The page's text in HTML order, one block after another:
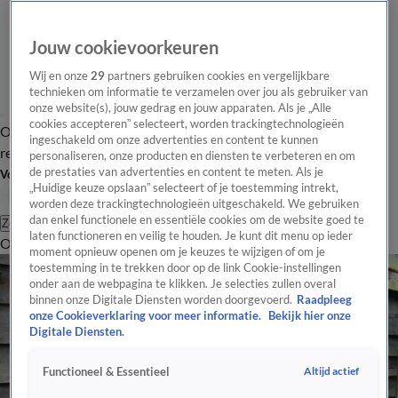
Overzicht Laatste nieuws Regionieuws Het beste van Hart
Tip de
redactie
Volg Hart van Nederland
Zoeken
OverzichtRegioUitzendingenWeerTip de redactiePanelVideo's
Jouw cookievoorkeuren
Wij en onze29 partners gebruiken cookies en vergelijkbare
technieken om informatie te verzamelen over jou als gebruiker van
onze website(s), jouw gedrag en jouw apparaten. Als je „Alle
cookies accepteren” selecteert, worden trackingtechnologieën
ingeschakeld om onze advertenties en content te kunnen
personaliseren, onze producten en diensten te verbeteren en om
de prestaties van advertenties en content te meten. Als je
„Huidige keuze opslaan” selecteert of je toestemming intrekt,
worden deze trackingtechnologieën uitgeschakeld. We gebruiken
dan enkel functionele en essentiële cookies om de website goed te
laten functioneren en veilig te houden. Je kunt dit menu op ieder
moment opnieuw openen om je keuzes te wijzigen of om je
toestemming in te trekken door op de link Cookie-instellingen
onder aan de webpagina te klikken. Je selecties zullen overal
binnen onze Digitale Diensten worden doorgevoerd. Raadpleeg
onze Cookieverklaring voor meer informatie.
Bekijk hier onze
Digitale Diensten.
Functioneel & Essentieel Altijd actief